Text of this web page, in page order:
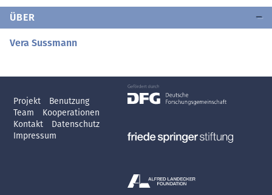
ÜBER
Vera Sussmann
Projekt
Benutzung
Team
Kooperationen
Kontakt
Datenschutz
Impressum